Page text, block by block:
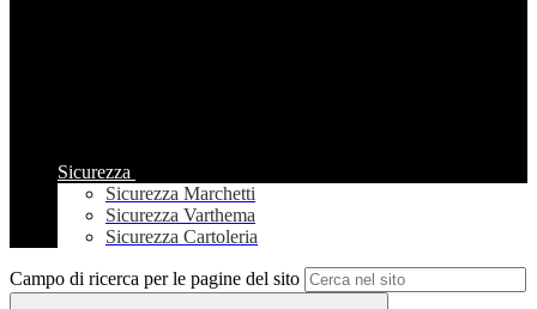
Sicurezza
Sicurezza Marchetti
Sicurezza Varthema
Sicurezza Cartoleria
Campo di ricerca per le pagine del sito